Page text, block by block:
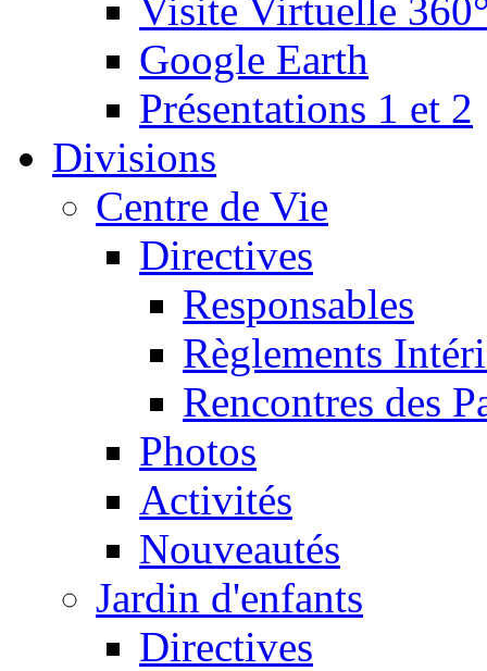
Visite Virtuelle
Google Earth
Présentations 1 et 2
Divisions
Centre de Vie
Directives
Responsables
Règlements
Rencontres des
Photos
Activités
Nouveautés
Jardin d'enfants
Directives